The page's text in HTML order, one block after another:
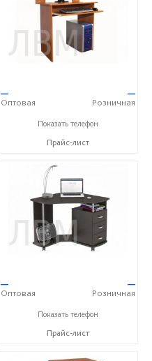
—
Оптовая
—
Розничная
+7 (900) 023-00-11
Показать телефон
Прайс-лист
—
Оптовая
—
Розничная
+7 (900) 023-00-11
Показать телефон
Прайс-лист